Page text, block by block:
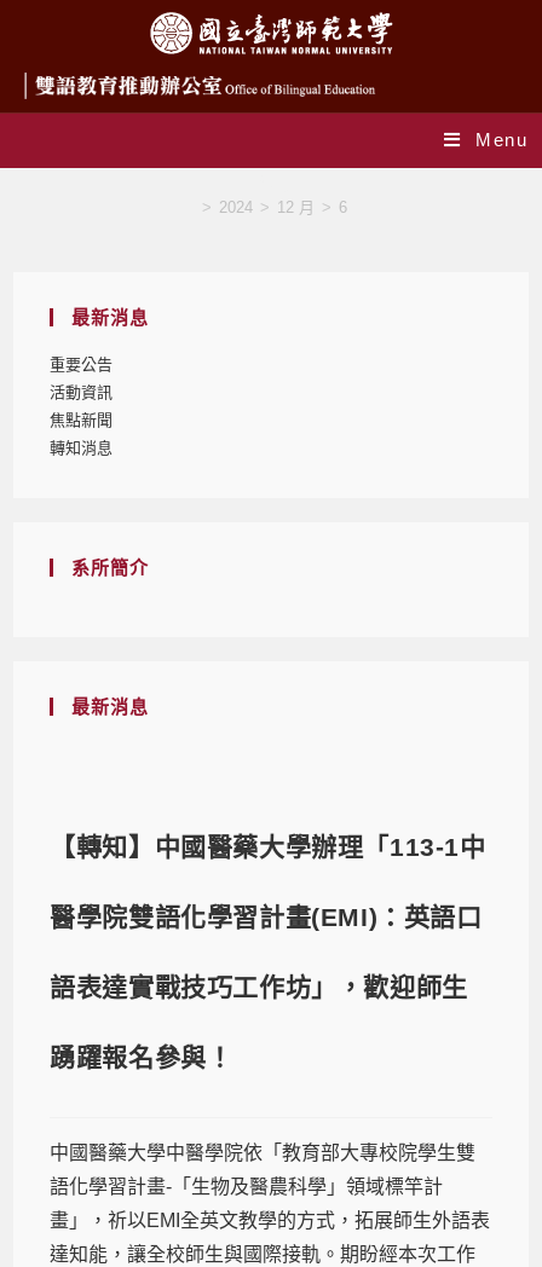
Menu
> 2024 > 12 月 > 6
最新消息
重要公告
活動資訊
焦點新聞
轉知消息
系所簡介
最新消息
【轉知】中國醫藥大學辦理「113-1中
醫學院雙語化學習計畫(EMI)：英語口
語表達實戰技巧工作坊」，歡迎師生
踴躍報名參與！
中國醫藥大學中醫學院依「教育部大專校院學生雙
語化學習計畫-「生物及醫農科學」領域標竿計
畫」，祈以EMI全英文教學的方式，拓展師生外語表
達知能，讓全校師生與國際接軌。期盼經本次工作